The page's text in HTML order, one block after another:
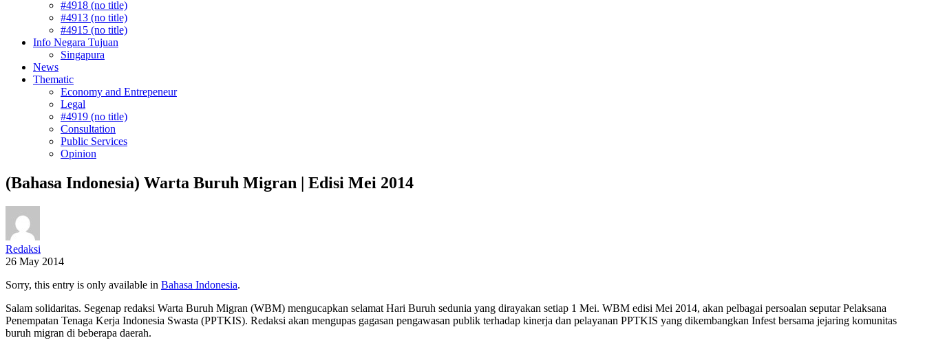
#4918 (no title)
#4913 (no title)
#4915 (no title)
Info Negara Tujuan
Singapura
News
Thematic
Economy and Entrepeneur
Legal
#4919 (no title)
Consultation
Public Services
Opinion
(Bahasa Indonesia) Warta Buruh Migran | Edisi Mei 2014
Redaksi
26 May 2014
Sorry, this entry is only available in Bahasa Indonesia.
Salam solidaritas. Segenap redaksi Warta Buruh Migran (WBM) mengucapkan selamat Hari Buruh sedunia yang dirayakan setiap 1 Mei. WBM edisi Mei 2014, akan pelbagai persoalan seputar Pelaksana
Penempatan Tenaga Kerja Indonesia Swasta (PPTKIS). Redaksi akan mengupas gagasan pengawasan publik terhadap kinerja dan pelayanan PPTKIS yang dikembangkan Infest bersama jejaring komunitas
buruh migran di beberapa daerah.